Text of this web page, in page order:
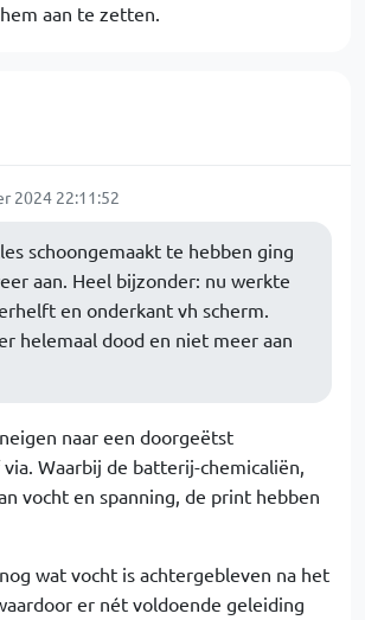
aan te zetten.
2024 22:11:52
schoongemaakt te hebben ging
aan. Heel bijzonder: nu werkte
en onderkant vh scherm.
helemaal dood en niet meer aan
naar een doorgeëtst
Waarbij de batterij-chemicaliën,
vocht en spanning, de print hebben
wat vocht is achtergebleven na het
er nét voldoende geleiding